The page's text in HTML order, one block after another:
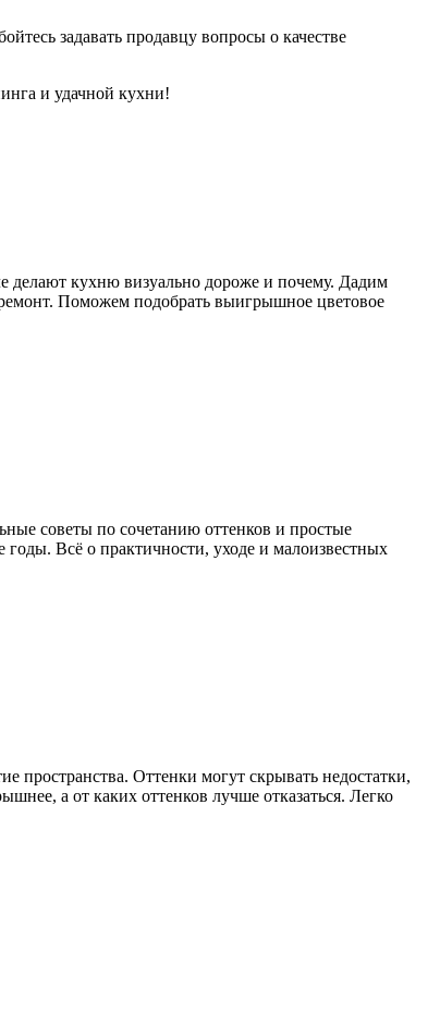
задавать продавцу вопросы о качестве
и удачной кухни!
делают кухню визуально дороже и почему. Дадим
Поможем подобрать выигрышное цветовое
советы по сочетанию оттенков и простые
годы. Всё о практичности, уходе и малоизвестных
пространства. Оттенки могут скрывать недостатки,
а от каких оттенков лучше отказаться. Легко